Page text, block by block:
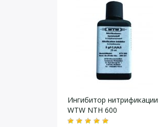
Ингибитор нитрификации
WTW NTH 600